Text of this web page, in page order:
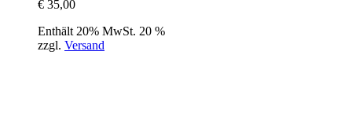
€ 35,00
Enthält 20% MwSt. 20 %
zzgl. Versand